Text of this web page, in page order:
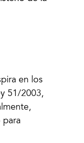
en los
51/2003,
para